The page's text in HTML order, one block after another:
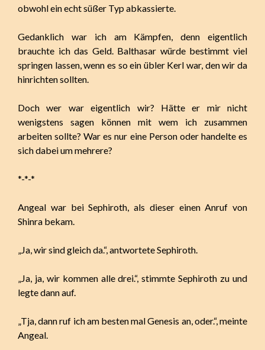
obwohl ein echt süßer Typ abkassierte.
Gedanklich war ich am Kämpfen, denn eigentlich
brauchte ich das Geld. Balthasar würde bestimmt viel
springen lassen, wenn es so ein übler Kerl war, den wir da
hinrichten sollten.
Doch wer war eigentlich wir? Hätte er mir nicht
wenigstens sagen können mit wem ich zusammen
arbeiten sollte? War es nur eine Person oder handelte es
sich dabei um mehrere?
*-*-*
Angeal war bei Sephiroth, als dieser einen Anruf von
Shinra bekam.
„Ja, wir sind gleich da.“, antwortete Sephiroth.
„Ja, ja, wir kommen alle drei.“, stimmte Sephiroth zu und
legte dann auf.
„Tja, dann ruf ich am besten mal Genesis an, oder.“, meinte
Angeal.